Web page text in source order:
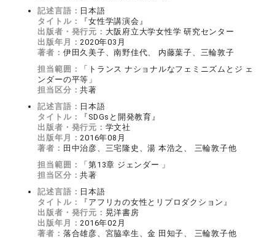
記述言語： 日本語
タイトル：
『女性学講演会』
出版者・発行元： 大阪府立大学女性学 研究センター
出版年月：2020年03月
著者： 伊田久美子、南野佳代、 内藤葉子、三輪敦子
担当範囲：
「トランス ナショナルなフェミニズムとジ ェ
ンダーの平等」
担当区分：共著
記述言語： 日本語
タイトル：
『SDGsと開発教育』
出版者・発行元： 学文社
出版年月：2016年08月
著者： 田中治彦、三宅隆史、湯 本浩之、 三輪敦子他
担当範囲：
「第13章 ジェンダー 」
担当区分：共著
記述言語： 日本語
タイトル：
『アフリカの女性とリプロダクション』
出版者・発行元： 晃洋書房
出版年月：2016年02月
著者： 落合雄彦、宮脇幸生、金 田知子、 三輪敦子他